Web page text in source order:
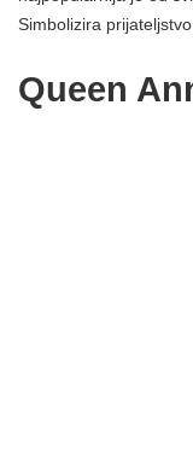
Simbolizira
Queen